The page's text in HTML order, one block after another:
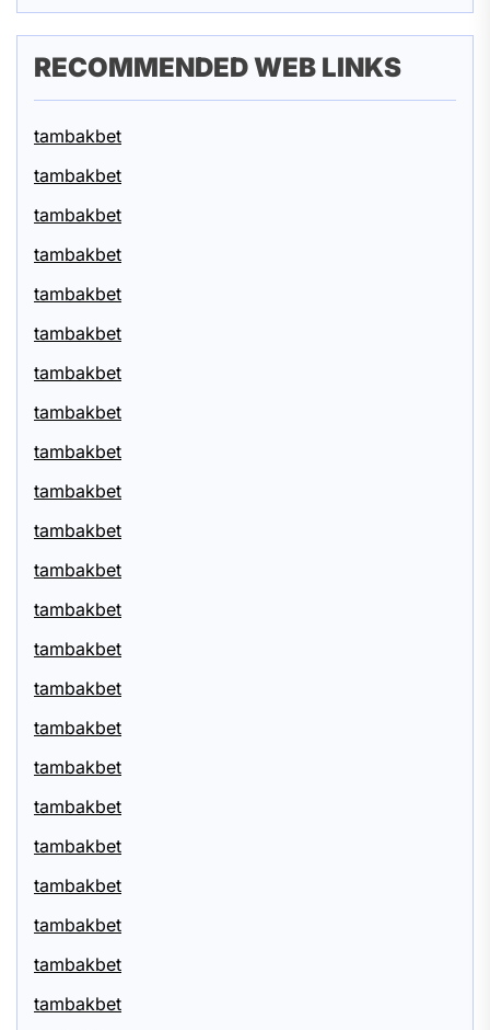
RECOMMENDED WEB LINKS
tambakbet
tambakbet
tambakbet
tambakbet
tambakbet
tambakbet
tambakbet
tambakbet
tambakbet
tambakbet
tambakbet
tambakbet
tambakbet
tambakbet
tambakbet
tambakbet
tambakbet
tambakbet
tambakbet
tambakbet
tambakbet
tambakbet
tambakbet